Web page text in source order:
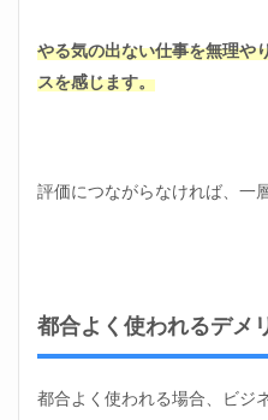
やる気の出ない仕事を無理や
スを感じます。
評価につながらなければ、一
都合よく使われるデメ
都合よく使われる場合、ビジ